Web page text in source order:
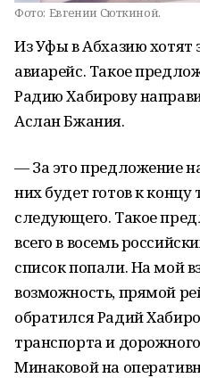
Фото: Евгении Сюткиной.
Из Уфы в Абхазию хотят
авиарейс. Такое
Радию Хабирову
Аслан Бжания.
— За это предложение
них будет готов к
следующего. Такое
всего в восемь
список попали. На мой
возможность, прямой
обратился Радий
транспорта и
Минаковой на